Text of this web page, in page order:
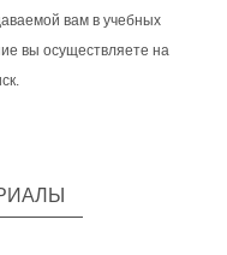
вам в учебных
вы осуществляете на